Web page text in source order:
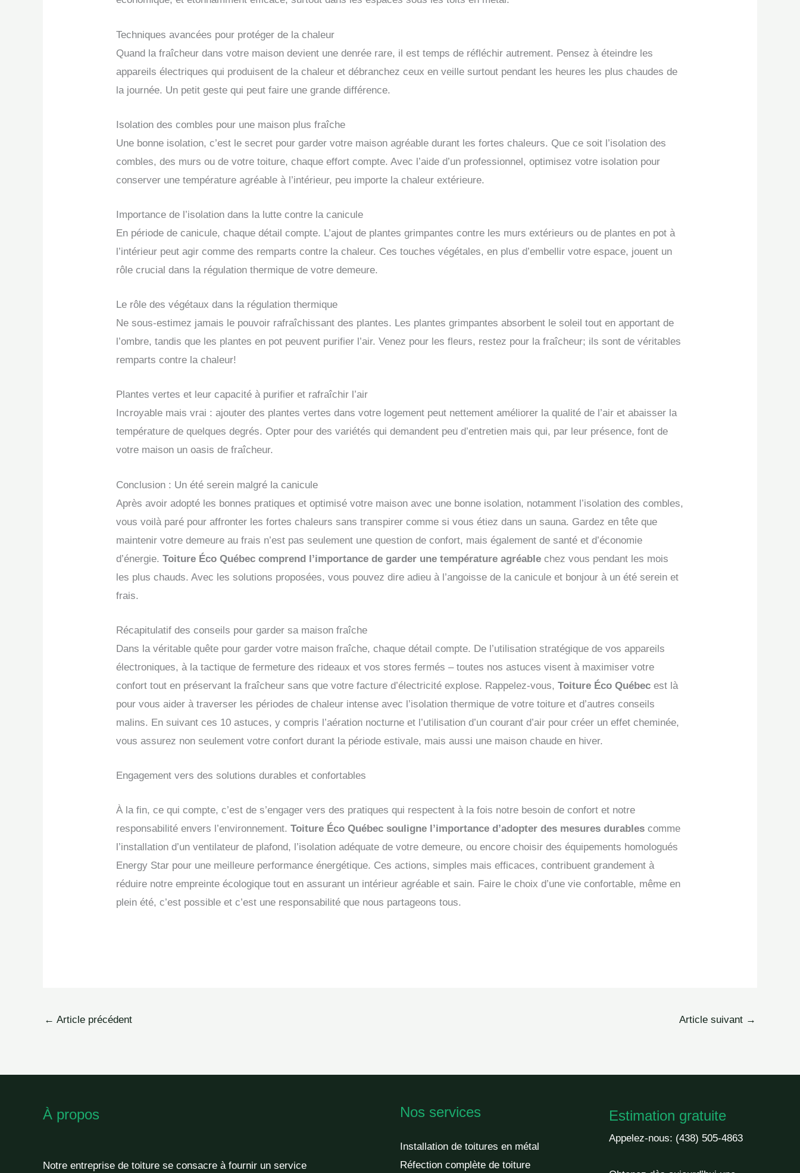
Techniques avancées pour protéger de la chaleur
Quand la fraîcheur dans votre maison devient une denrée rare, il est temps de réfléchir autrement. Pensez à éteindre les
appareils électriques qui produisent de la chaleur et débranchez ceux en veille surtout pendant les heures les plus chaudes de
la journée. Un petit geste qui peut faire une grande différence.
Isolation des combles pour une maison plus fraîche
Une bonne isolation, c’est le secret pour garder votre maison agréable durant les fortes chaleurs. Que ce soit l’isolation des
combles, des murs ou de votre toiture, chaque effort compte. Avec l’aide d’un professionnel, optimisez votre isolation pour
conserver une température agréable à l’intérieur, peu importe la chaleur extérieure.
Importance de l’isolation dans la lutte contre la canicule
En période de canicule, chaque détail compte. L’ajout de plantes grimpantes contre les murs extérieurs ou de plantes en pot à
l’intérieur peut agir comme des remparts contre la chaleur. Ces touches végétales, en plus d’embellir votre espace, jouent un
rôle crucial dans la régulation thermique de votre demeure.
Le rôle des végétaux dans la régulation thermique
Ne sous-estimez jamais le pouvoir rafraîchissant des plantes. Les plantes grimpantes absorbent le soleil tout en apportant de
l’ombre, tandis que les plantes en pot peuvent purifier l’air. Venez pour les fleurs, restez pour la fraîcheur; ils sont de véritables
remparts contre la chaleur!
Plantes vertes et leur capacité à purifier et rafraîchir l’air
Incroyable mais vrai : ajouter des plantes vertes dans votre logement peut nettement améliorer la qualité de l’air et abaisser la
température de quelques degrés. Opter pour des variétés qui demandent peu d’entretien mais qui, par leur présence, font de
votre maison un oasis de fraîcheur.
Conclusion : Un été serein malgré la canicule
Après avoir adopté les bonnes pratiques et optimisé votre maison avec une bonne isolation, notamment l’isolation des combles,
vous voilà paré pour affronter les fortes chaleurs sans transpirer comme si vous étiez dans un sauna. Gardez en tête que
maintenir votre demeure au frais n’est pas seulement une question de confort, mais également de santé et d’économie
d’énergie.Toiture Éco Québec comprend l’importance de garder une température agréable chez vous pendant les mois
les plus chauds. Avec les solutions proposées, vous pouvez dire adieu à l’angoisse de la canicule et bonjour à un été serein et
frais.
Récapitulatif des conseils pour garder sa maison fraîche
Dans la véritable quête pour garder votre maison fraîche, chaque détail compte. De l’utilisation stratégique de vos appareils
électroniques, à la tactique de fermeture des rideaux et vos stores fermés – toutes nos astuces visent à maximiser votre
confort tout en préservant la fraîcheur sans que votre facture d’électricité explose. Rappelez-vous,Toiture Éco Québec est là
pour vous aider à traverser les périodes de chaleur intense avec l’isolation thermique de votre toiture et d’autres conseils
malins. En suivant ces 10 astuces, y compris l’aération nocturne et l’utilisation d’un courant d’air pour créer un effet cheminée,
vous assurez non seulement votre confort durant la période estivale, mais aussi une maison chaude en hiver.
Engagement vers des solutions durables et confortables
À la fin, ce qui compte, c’est de s’engager vers des pratiques qui respectent à la fois notre besoin de confort et notre
responsabilité envers l’environnement.Toiture Éco Québec souligne l’importance d’adopter des mesures durables comme
l’installation d’un ventilateur de plafond, l’isolation adéquate de votre demeure, ou encore choisir des équipements homologués
Energy Star pour une meilleure performance énergétique. Ces actions, simples mais efficaces, contribuent grandement à
réduire notre empreinte écologique tout en assurant un intérieur agréable et sain. Faire le choix d’une vie confortable, même en
plein été, c’est possible et c’est une responsabilité que nous partageons tous.
← Article précédent Article suivant →
À propos
Notre entreprise de toiture se consacre à fournir un service
Nos services
Installation de toitures en métal
Réfection complète de toiture
Estimation gratuite
Appelez-nous: (438) 505-4863